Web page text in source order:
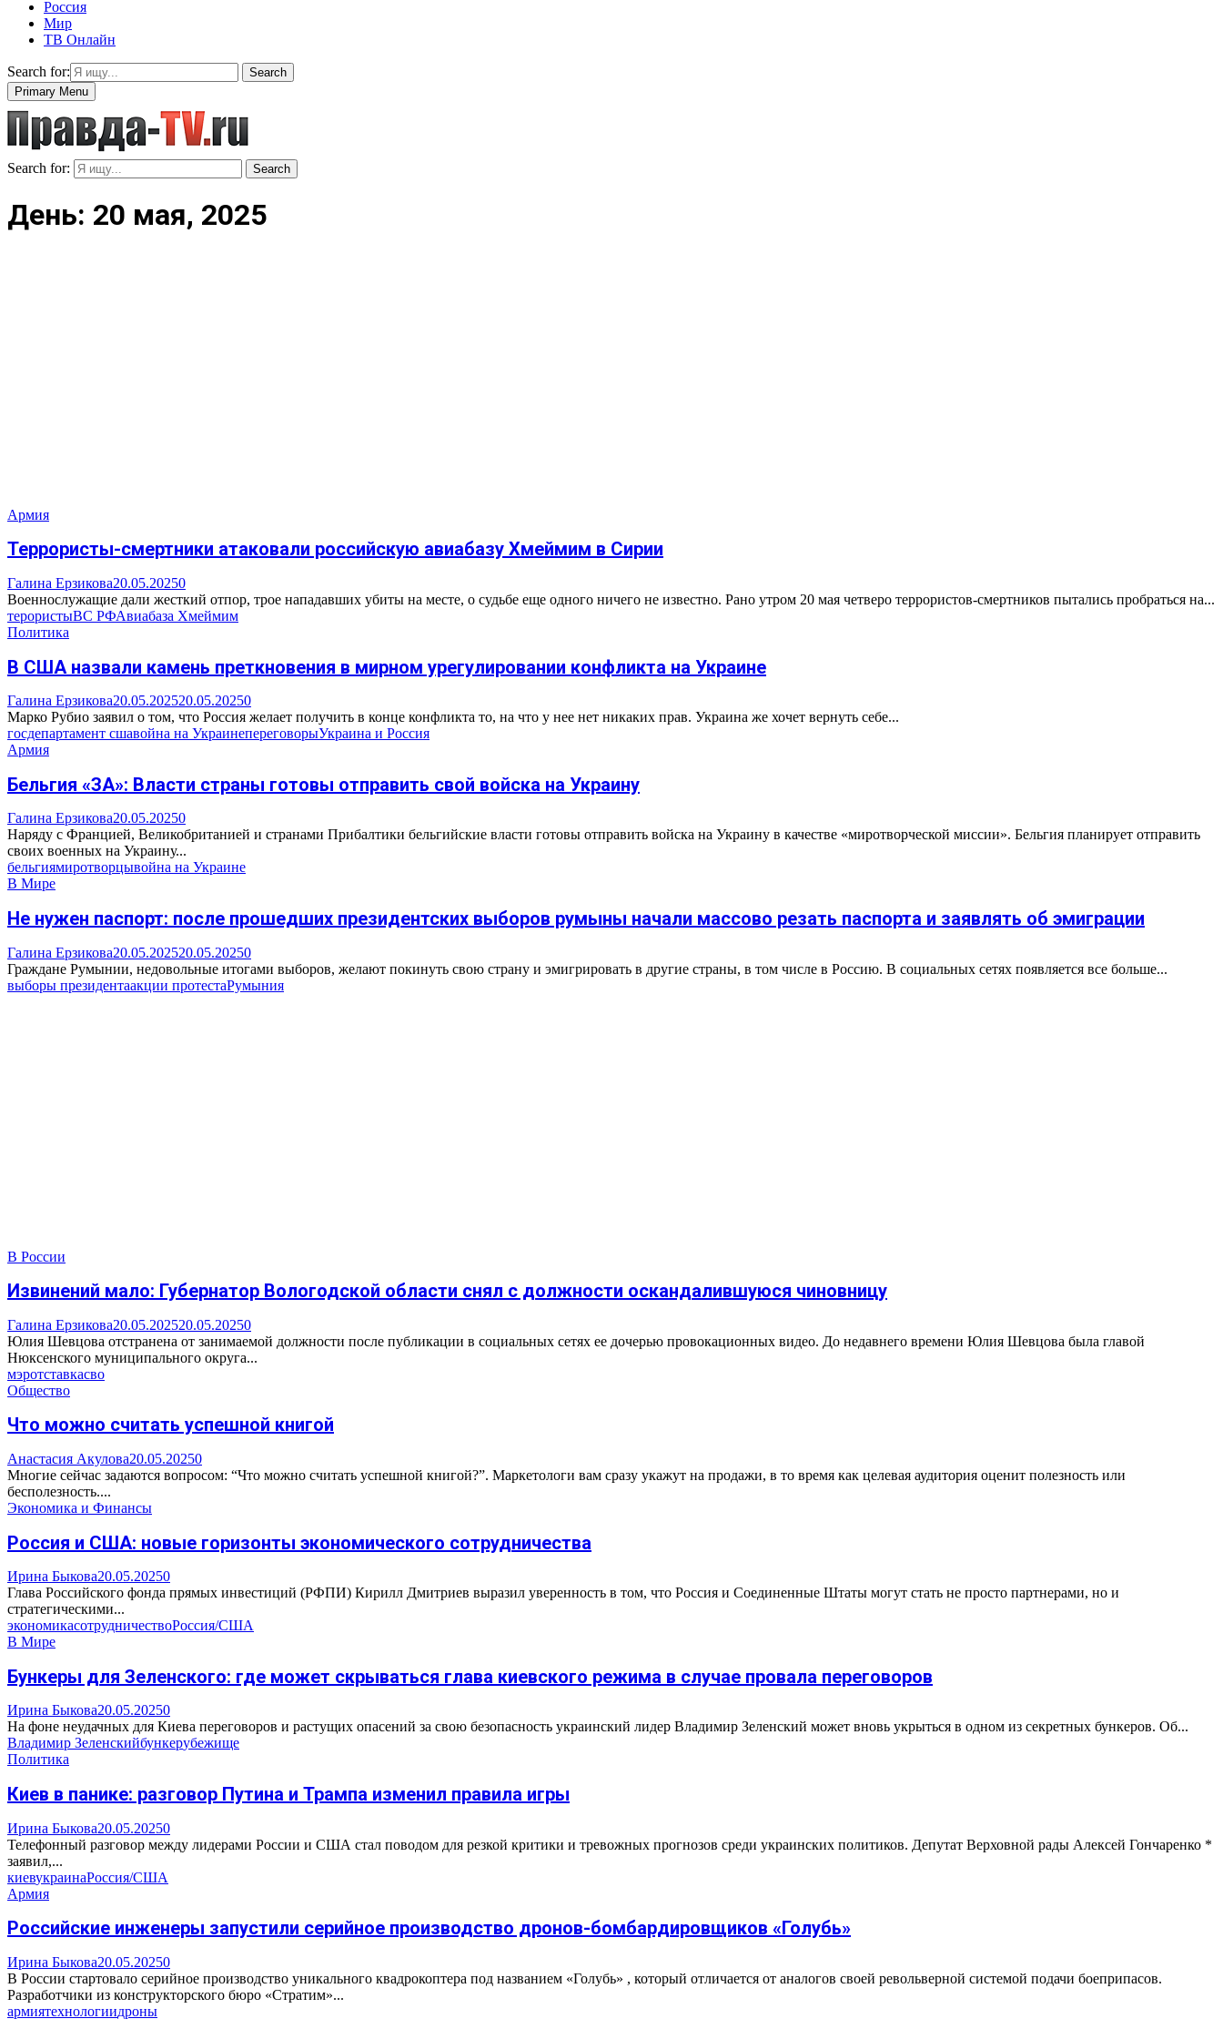
Россия
Мир
ТВ Онлайн
Search for:
Search
Primary Menu
Search for: Search
День: 20 мая, 2025
Армия
Террористы-смертники атаковали российскую авиабазу Хмеймим в Сирии
Галина Ерзикова20.05.20250
Военнослужащие дали жесткий отпор, трое нападавших убиты на месте, о судьбе еще одного ничего не известно. Рано утром 20 мая четверо террористов-смертников пытались пробраться на...
терористыВС РФАвиабаза Хмеймим
Политика
В США назвали камень преткновения в мирном урегулировании конфликта на Украине
Галина Ерзикова20.05.202520.05.20250
Марко Рубио заявил о том, что Россия желает получить в конце конфликта то, на что у нее нет никаких прав. Украина же хочет вернуть себе...
госдепартамент сшавойна на УкраинепереговорыУкраина и Россия
Армия
Бельгия «ЗА»: Власти страны готовы отправить свой войска на Украину
Галина Ерзикова20.05.20250
Наряду с Францией, Великобританией и странами Прибалтики бельгийские власти готовы отправить войска на Украину в качестве «миротворческой миссии». Бельгия планирует отправить
своих военных на Украину...
бельгиямиротворцывойна на Украине
В Мире
Не нужен паспорт: после прошедших президентских выборов румыны начали массово резать паспорта и заявлять об эмиграции
Галина Ерзикова20.05.202520.05.20250
Граждане Румынии, недовольные итогами выборов, желают покинуть свою страну и эмигрировать в другие страны, в том числе в Россию. В социальных сетях появляется все больше...
выборы президентаакции протестаРумыния
В России
Извинений мало: Губернатор Вологодской области снял с должности оскандалившуюся чиновницу
Галина Ерзикова20.05.202520.05.20250
Юлия Шевцова отстранена от занимаемой должности после публикации в социальных сетях ее дочерью провокационных видео. До недавнего времени Юлия Шевцова была главой
Нюксенского муниципального округа...
мэротставкасво
Общество
Что можно считать успешной книгой
Анастасия Акулова20.05.20250
Многие сейчас задаются вопросом: “Что можно считать успешной книгой?”. Маркетологи вам сразу укажут на продажи, в то время как целевая аудитория оценит полезность или
бесполезность....
Экономика и Финансы
Россия и США: новые горизонты экономического сотрудничества
Ирина Быкова20.05.20250
Глава Российского фонда прямых инвестиций (РФПИ) Кирилл Дмитриев выразил уверенность в том, что Россия и Соединенные Штаты могут стать не просто партнерами, но и
стратегическими...
экономикасотрудничествоРоссия/США
В Мире
Бункеры для Зеленского: где может скрываться глава киевского режима в случае провала переговоров
Ирина Быкова20.05.20250
На фоне неудачных для Киева переговоров и растущих опасений за свою безопасность украинский лидер Владимир Зеленский может вновь укрыться в одном из секретных бункеров. Об...
Владимир Зеленскийбункерубежище
Политика
Киев в панике: разговор Путина и Трампа изменил правила игры
Ирина Быкова20.05.20250
Телефонный разговор между лидерами России и США стал поводом для резкой критики и тревожных прогнозов среди украинских политиков. Депутат Верховной рады Алексей Гончаренко *
заявил,...
киевукраинаРоссия/США
Армия
Российские инженеры запустили серийное производство дронов-бомбардировщиков «Голубь»
Ирина Быкова20.05.20250
В России стартовало серийное производство уникального квадрокоптера под названием «Голубь» , который отличается от аналогов своей револьверной системой подачи боеприпасов.
Разработчики из конструкторского бюро «Стратим»...
армиятехнологиидроны